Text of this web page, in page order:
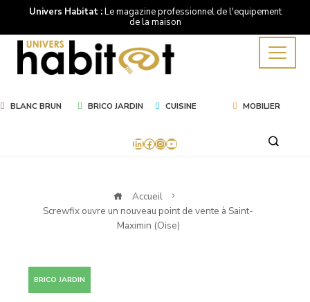
Univers Habitat :Le magazine professionnel de l'equipement
de la maison
BLANC BRUN BRICO JARDIN CUISINE MOBILIER
LinkedIn
Facebook
Instagram
YouTube
Accueil
Screwfix ouvre un nouveau point de vente à Saint-
Maximin (Oise)
BRICO JARDIN